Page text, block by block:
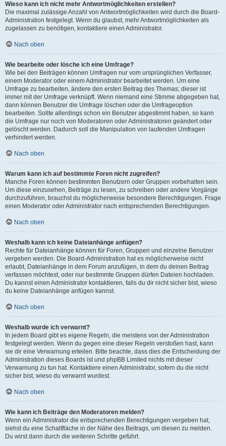
Wieso kann ich nicht mehr Antwortmöglichkeiten erstellen?
Die maximal zulässige Anzahl von Antwortmöglichkeiten wird durch die Board-
Administration festgelegt. Wenn du glaubst, mehr Antwortmöglichkeiten als
zugelassen zu benötigen, kontaktiere einen Administrator.
Nach oben
Wie bearbeite oder lösche ich eine Umfrage?
Wie bei den Beiträgen können Umfragen nur vom ursprünglichen Verfasser,
einem Moderator oder einem Administrator bearbeitet werden. Um eine
Umfrage zu bearbeiten, ändere den ersten Beitrag des Themas; dieser ist
immer mit der Umfrage verknüpft. Wenn niemand eine Stimme abgegeben hat,
dann können Benutzer die Umfrage löschen oder die Umfrageoption
bearbeiten. Sollte allerdings schon ein Benutzer abgestimmt haben, so kann
die Umfrage nur noch von Moderatoren oder Administratoren geändert oder
gelöscht werden. Dadurch soll die Manipulation von laufenden Umfragen
verhindert werden.
Nach oben
Warum kann ich auf bestimmte Foren nicht zugreifen?
Manche Foren können bestimmten Benutzern oder Gruppen vorbehalten sein.
Um diese einzusehen, Beiträge zu lesen, zu schreiben oder andere Vorgänge
durchzuführen, brauchst du möglicherweise besondere Berechtigungen. Frage
einen Moderator oder Administrator nach entsprechenden Berechtigungen.
Nach oben
Weshalb kann ich keine Dateianhänge anfügen?
Rechte für Dateianhänge können für Foren, Gruppen und einzelne Benutzer
vergeben werden. Die Board-Administration hat es möglicherweise nicht
erlaubt, Dateianhänge in dem Forum anzufügen, in dem du deinen Beitrag
verfassen möchtest, oder nur bestimmte Gruppen dürfen Dateien hochladen.
Du kannst einen Administrator kontaktieren, falls du dir nicht sicher bist, wieso
du keine Dateianhänge anfügen kannst.
Nach oben
Weshalb wurde ich verwarnt?
In jedem Board gibt es eigene Regeln, die meistens von der Administration
festgelegt werden. Wenn du gegen eine dieser Regeln verstoßen hast, kann
sie dir eine Verwarnung erteilen. Bitte beachte, dass dies die Entscheidung der
Administration dieses Boards ist und phpBB Limited nichts mit dieser
Verwarnung zu tun hat. Kontaktiere einen Administrator, sofern du die nicht
sicher bist, wieso du verwarnt wurdest.
Nach oben
Wie kann ich Beiträge den Moderatoren melden?
Wenn ein Administrator die entsprechenden Berechtigungen vergeben hat,
siehst du eine Schaltfläche in der Nähe des Beitrags, um diesen zu melden.
Du wirst dann durch die weiteren Schritte geführt.